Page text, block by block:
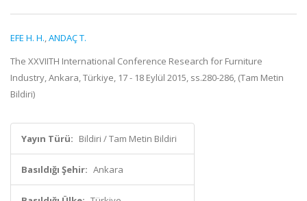
EFE H. H.,ANDAÇ T.
The XXVIITH International Conference Research for Furniture
Industry, Ankara, Türkiye, 17 - 18 Eylül 2015, ss.280-286, (Tam Metin
Bildiri)
Yayın Türü: Bildiri / Tam Metin Bildiri
Basıldığı Şehir: Ankara